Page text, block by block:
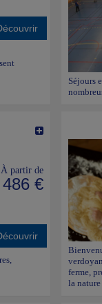
Séjours
À partir de
486 €
ferme,
la nature